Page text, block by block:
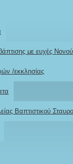
με ευχές
/εκκλησίας
Βαπτιστικού